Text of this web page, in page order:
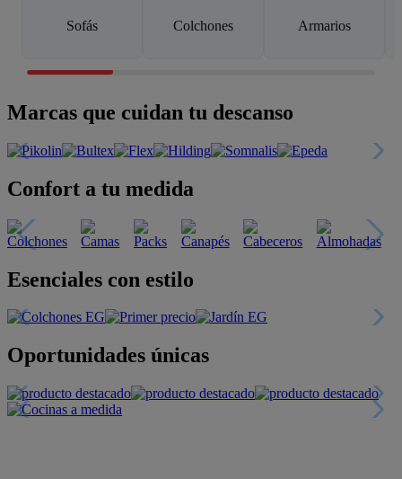
Sofás Colchones Armarios
Marcas que cuidan tu descanso
Confort a tu medida
Esenciales con estilo
Oportunidades únicas